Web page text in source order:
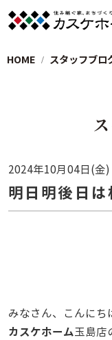
HOME スタッフブロ
2024年10月04日(金)
明日明後日は
みなさん、こんにち
カスケホーム玉島店